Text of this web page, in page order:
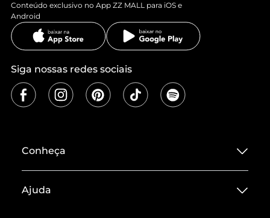
Conteúdo exclusivo no App ZZ MALL para iOS e
Android
Siga nossas redes sociais
Conheça
Termos de Uso
Ajuda